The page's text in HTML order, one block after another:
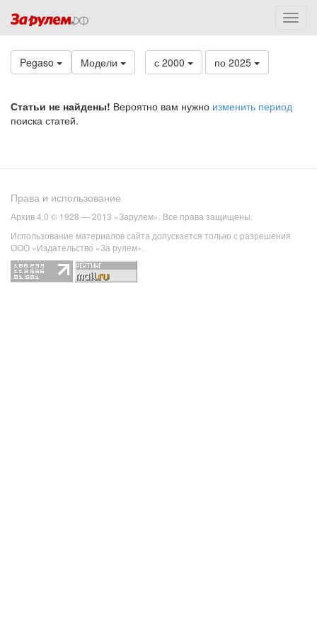
Pegaso Модели с 2000 по 2025
Статьи не найдены! Вероятно вам нужно изменить период
поиска статей.
Права и использование
Архив 4.0 © 1928 — 2013 «Зарулем». Все права защищены.
Использование материалов сайта допускается только с разрешения
ООО «Издательство «За рулем».